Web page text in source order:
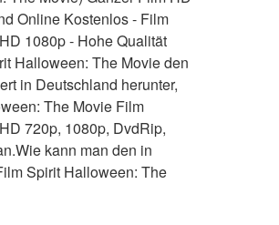
Online Kostenlos - Film
1080p - Hohe Qualität
Halloween: The Movie den
in Deutschland herunter,
The Movie Film
720p, 1080p, DvdRip,
kann man den in
Spirit Halloween: The